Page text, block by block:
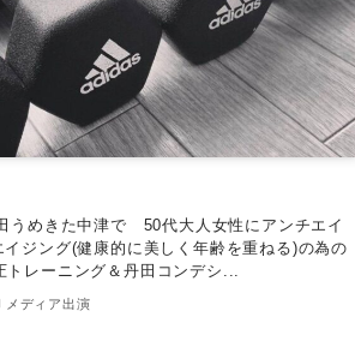
うめきた中津で 50代大人女性にアンチエイ
イジング(健康的に美しく年齢を重ねる)の為の
トレーニング＆丹田コンデシ...
メディア出演